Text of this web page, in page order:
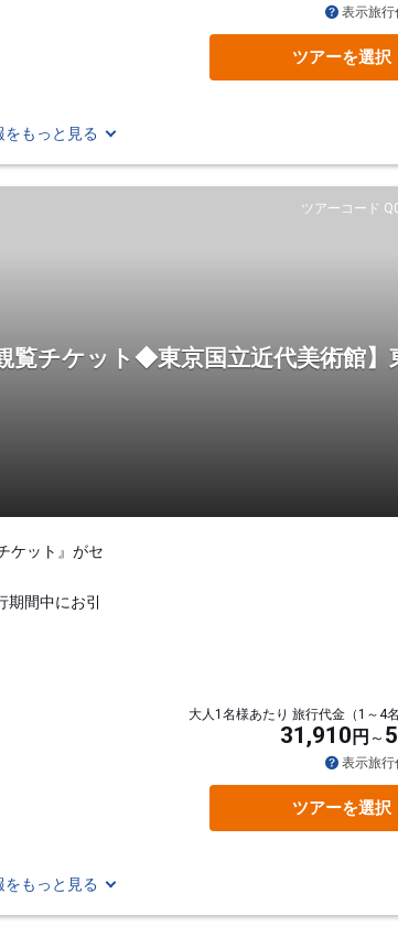
表示旅行
ツアーを選択
をもっと見る
ツアーコード
覧チケット◆東京国立近代美術館】
ケット』がセ
間中にお引
大人1名様あたり 旅行代金（1～4
31,910 円
表示旅行
ツアーを選択
をもっと見る